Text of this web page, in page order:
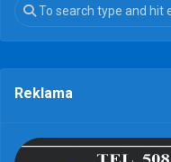
Reklama